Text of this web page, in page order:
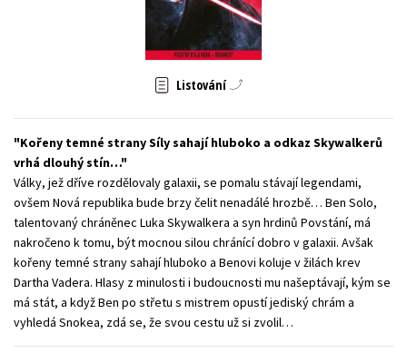
Zahraniční literatura
Listování
Kořeny temné strany Síly sahají hluboko a odkaz Skywalkerů
vrhá dlouhý stín…
Války, jež dříve rozdělovaly galaxii, se pomalu stávají legendami,
ovšem Nová republika bude brzy čelit nenadálé hrozbě… Ben Solo,
talentovaný chráněnec Luka Skywalkera a syn hrdinů Povstání, má
nakročeno k tomu, být mocnou silou chránící dobro v galaxii. Avšak
kořeny temné strany sahají hluboko a Benovi koluje v žilách krev
Dartha Vadera. Hlasy z minulosti i budoucnosti mu našeptávají, kým se
má stát, a když Ben po střetu s mistrem opustí jediský chrám a
vyhledá Snokea, zdá se, že svou cestu už si zvolil…